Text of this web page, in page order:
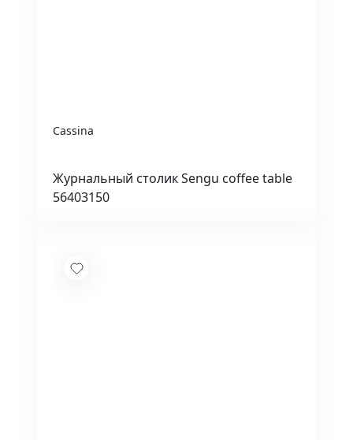
Cassina
Журнальный столик Sengu coffee table
56403150